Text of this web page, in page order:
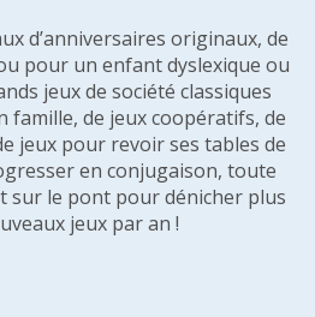
d’anniversaires originaux, de
pour un enfant dyslexique ou
jeux de société classiques
famille, de jeux coopératifs, de
jeux pour revoir ses tables de
en conjugaison, toute
sur le pont pour dénicher plus
jeux par an !